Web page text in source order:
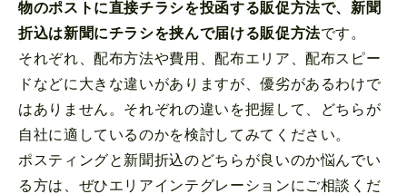
物のポストに直接チラシを投函する販促方法で、新聞
折込は新聞にチラシを挟んで届ける販促方法です。
それぞれ、配布方法や費用、配布エリア、配布スピー
ドなどに大きな違いがありますが、優劣があるわけで
はありません。それぞれの違いを把握して、どちらが
自社に適しているのかを検討してみてください。
ポスティングと新聞折込のどちらが良いのか悩んでい
る方は、ぜひエリアインテグレーションにご相談くだ